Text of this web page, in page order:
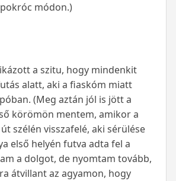
módon.)
a szitu, hogy mindenkit
alatt, aki a fiaskóm miatt
(Meg aztán jól is jött a
körömön mentem, amikor a
szélén visszafelé, aki sérülése
első helyén futva adta fel a
a dolgot, de nyomtam tovább,
átvillant az agyamon, hogy